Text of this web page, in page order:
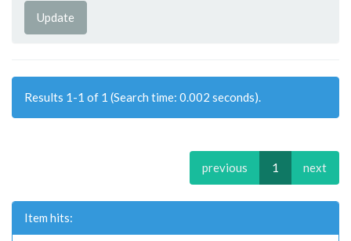
Results 1-1 of 1 (Search time: 0.002 seconds).
previous 1 next
Item hits: